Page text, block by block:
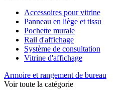
Accessoires pour vitrine
Panneau en liège et tissu
Pochette murale
Rail d'affichage
Système de consultation
Vitrine d'affichage
Armoire et rangement de bureau
Voir toute la catégorie